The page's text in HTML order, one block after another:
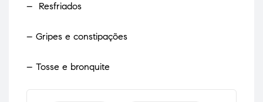
– Resfriados
– Gripes e constipações
– Tosse e bronquite